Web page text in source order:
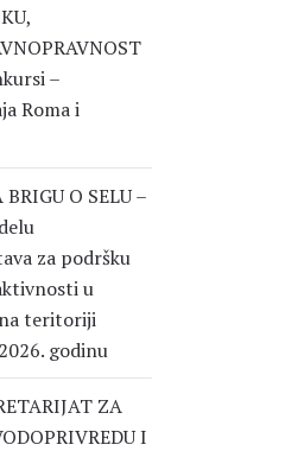
–
Roma i
O SELU –
za podršku
u
teritoriji
godinu
ZA
I